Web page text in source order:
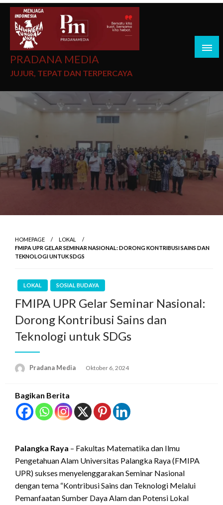
PRADANA MEDIA
JUJUR, TEPAT DAN TERPERCAYA
HOMEPAGE
LOKAL
FMIPA UPR GELAR SEMINAR NASIONAL: DORONG KONTRIBUSI SAINS DAN
TEKNOLOGI UNTUK SDGS
LOKAL SOSIAL BUDAYA
FMIPA UPR Gelar Seminar Nasional:
Dorong Kontribusi Sains dan
Teknologi untuk SDGs
Pradana Media Oktober 6, 2024
Bagikan Berita
Palangka Raya – Fakultas Matematika dan Ilmu
Pengetahuan Alam Universitas Palangka Raya (FMIPA
UPR) sukses menyelenggarakan Seminar Nasional
dengan tema “Kontribusi Sains dan Teknologi Melalui
Pemanfaatan Sumber Daya Alam dan Potensi Lokal